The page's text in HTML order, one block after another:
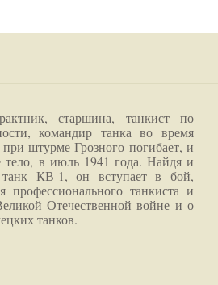
старшина, танкист по
командир танка во время
штурме Грозного погибает, и
тело, в июль 1941 года. Найдя и
танк КВ-1, он вступает в бой,
профессионального танкиста и
Отечественной войне и о
танков.